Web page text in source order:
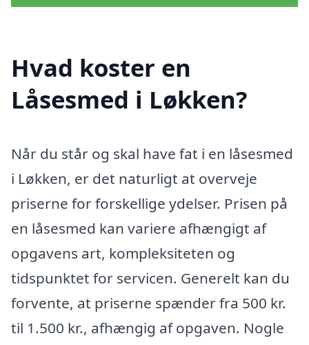
Hvad koster en
Låsesmed i Løkken?
Når du står og skal have fat i en låsesmed
i Løkken, er det naturligt at overveje
priserne for forskellige ydelser. Prisen på
en låsesmed kan variere afhængigt af
opgavens art, kompleksiteten og
tidspunktet for servicen. Generelt kan du
forvente, at priserne spænder fra 500 kr.
til 1.500 kr., afhængig af opgaven. Nogle